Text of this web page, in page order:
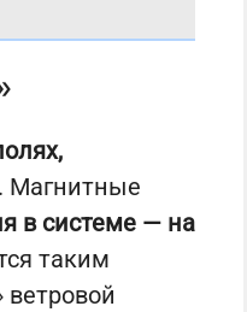
Магнитные
в системе — на
таким
ветровой